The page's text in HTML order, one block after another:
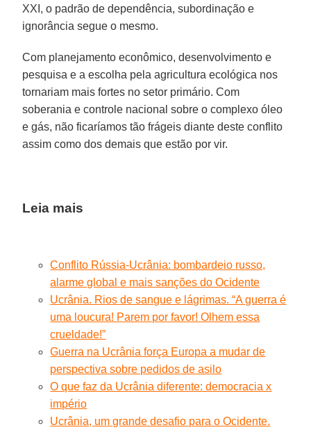
XXI, o padrão de dependência, subordinação e
ignorância segue o mesmo.
Com planejamento econômico, desenvolvimento e
pesquisa e a escolha pela agricultura ecológica nos
tornariam mais fortes no setor primário. Com
soberania e controle nacional sobre o complexo óleo
e gás, não ficaríamos tão frágeis diante deste conflito
assim como dos demais que estão por vir.
Leia mais
Conflito Rússia-Ucrânia: bombardeio russo,
alarme global e mais sanções do Ocidente
Ucrânia. Rios de sangue e lágrimas. “A guerra é
uma loucura! Parem por favor! Olhem essa
crueldade!”
Guerra na Ucrânia força Europa a mudar de
perspectiva sobre pedidos de asilo
O que faz da Ucrânia diferente: democracia x
império
Ucrânia, um grande desafio para o Ocidente.